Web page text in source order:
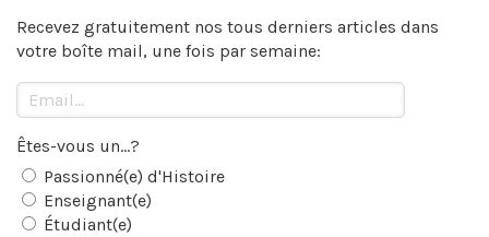
Recevez gratuitement nos tous derniers articles dans
votre boîte mail, une fois par semaine:
Êtes-vous un...?
Passionné(e) d'Histoire
Enseignant(e)
Étudiant(e)